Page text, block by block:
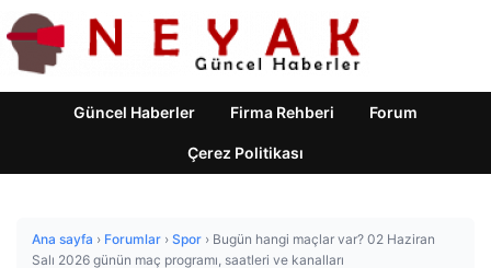
Güncel Haberler Firma Rehberi Forum
Çerez Politikası
Ana sayfa › Forumlar › Spor › Bugün hangi maçlar var? 02 Haziran
Salı 2026 günün maç programı, saatleri ve kanalları